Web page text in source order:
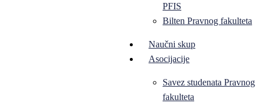
PFIS
Bilten Pravnog fakulteta
Naučni skup
Asocijacije
Savez studenata Pravnog
fakulteta